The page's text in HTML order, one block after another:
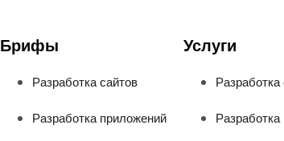
Брифы
Разработка сайтов
Разработка приложений
Услуги
Разработка